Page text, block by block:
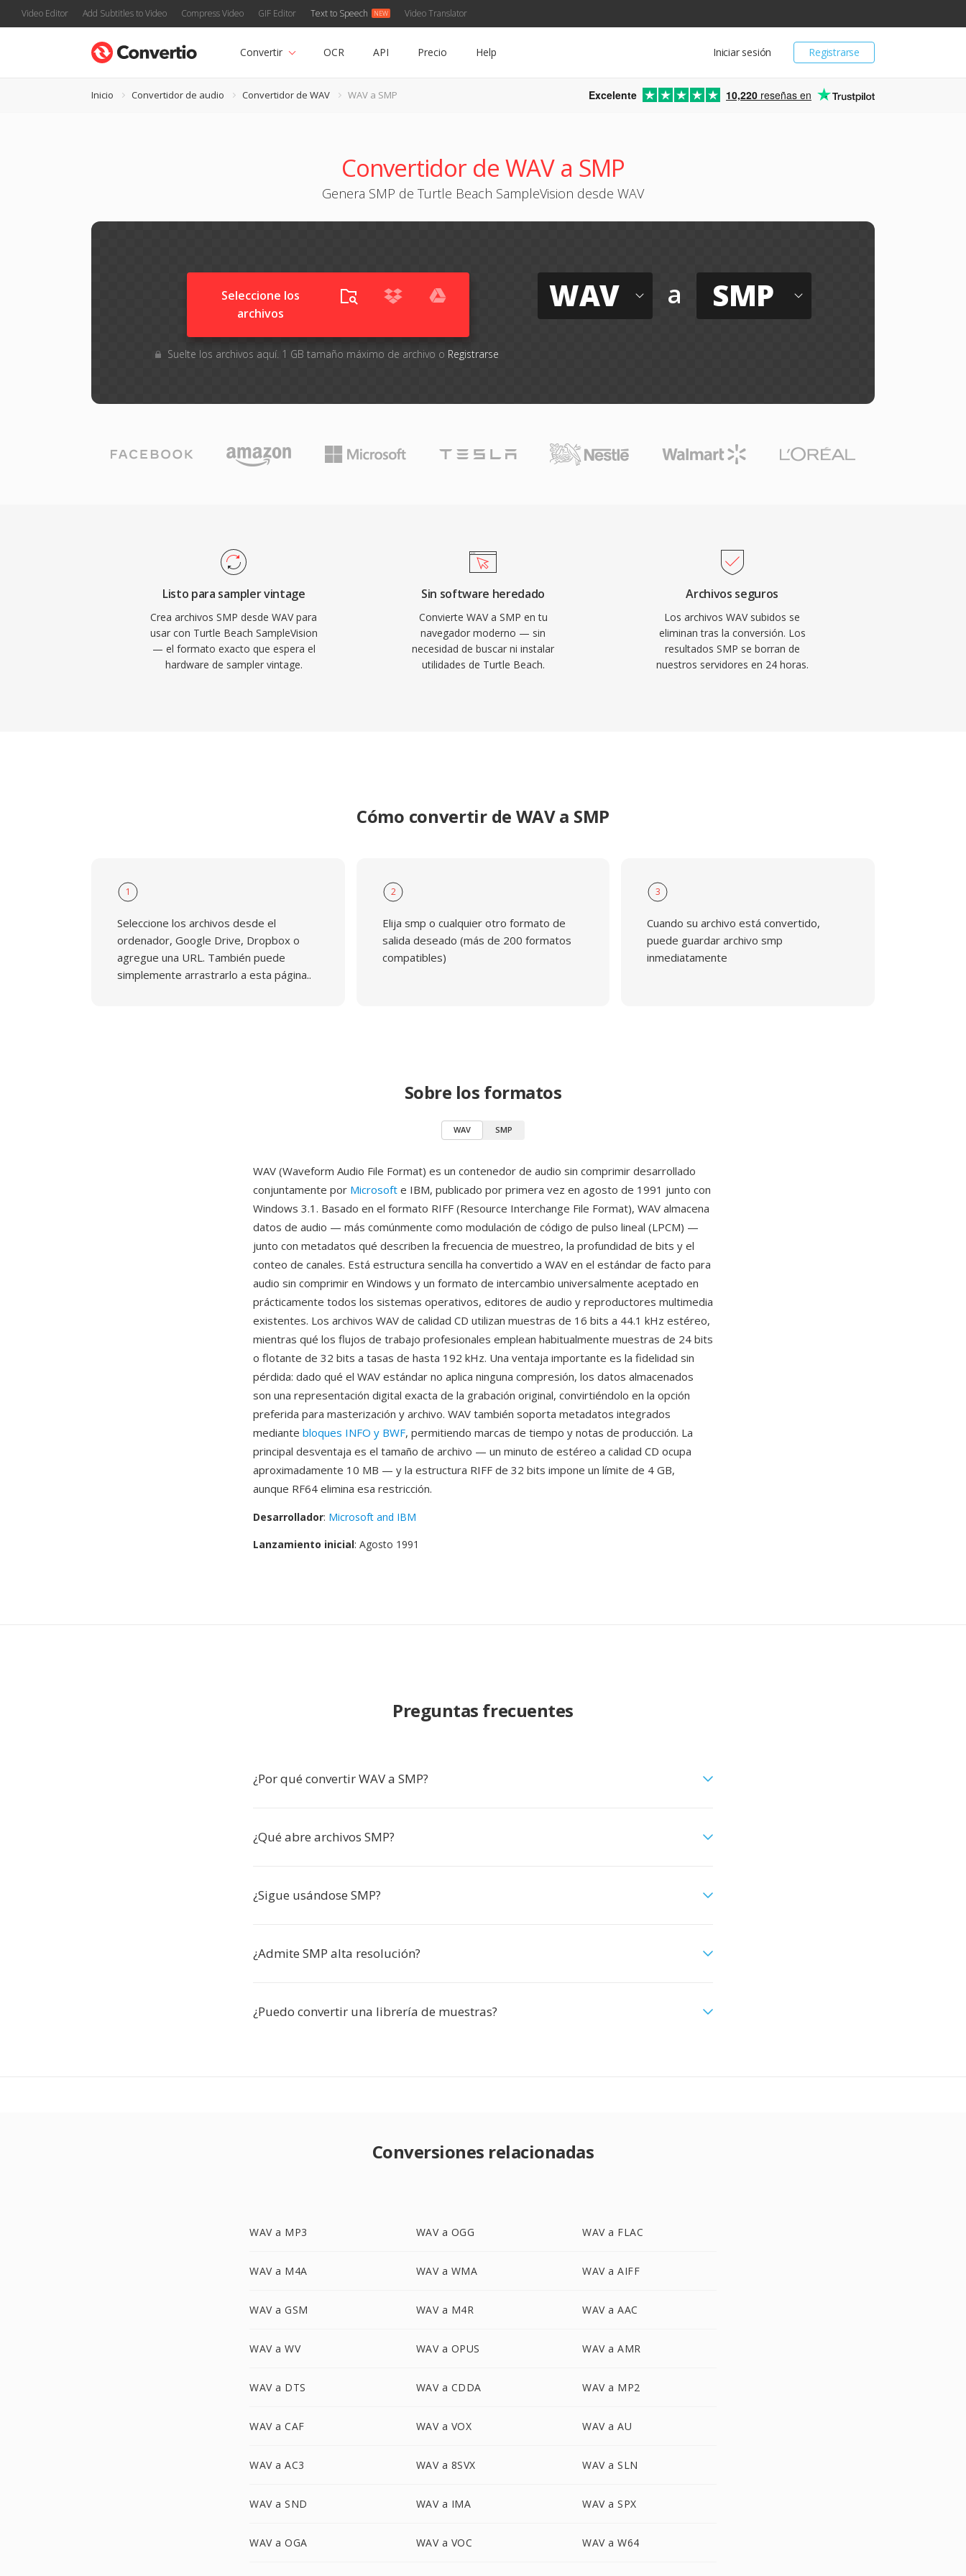
Video Editor Add Subtitles to Video Compress Video GIF Editor Text to Speech Video Translator
Registrarse
Iniciar sesión
Convertir OCR API Precio Help
Inicio Convertidor de audio Convertidor de WAV WAV a SMP Excelente 10,220 reseñas en
Convertidor de WAV a SMP
Genera SMP de Turtle Beach SampleVision desde WAV
Seleccione los
archivos
Suelte los archivos aquí. 1 GB tamaño máximo de archivo o Registrarse
WAV a SMP
Listo para sampler vintage
Crea archivos SMP desde WAV para
usar con Turtle Beach SampleVision
— el formato exacto que espera el
hardware de sampler vintage.
Sin software heredado
Convierte WAV a SMP en tu
navegador moderno — sin
necesidad de buscar ni instalar
utilidades de Turtle Beach.
Archivos seguros
Los archivos WAV subidos se
eliminan tras la conversión. Los
resultados SMP se borran de
nuestros servidores en 24 horas.
Cómo convertir de WAV a SMP
1
Seleccione los archivos desde el
ordenador, Google Drive, Dropbox o
agregue una URL. También puede
simplemente arrastrarlo a esta página..
2
Elija smp o cualquier otro formato de
salida deseado (más de 200 formatos
compatibles)
3
Cuando su archivo está convertido,
puede guardar archivo smp
inmediatamente
Sobre los formatos
WAV SMP
WAV (Waveform Audio File Format) es un contenedor de audio sin comprimir desarrollado
conjuntamente por Microsoft e IBM, publicado por primera vez en agosto de 1991 junto con
Windows 3.1. Basado en el formato RIFF (Resource Interchange File Format), WAV almacena
datos de audio — más comúnmente como modulación de código de pulso lineal (LPCM) —
junto con metadatos qué describen la frecuencia de muestreo, la profundidad de bits y el
conteo de canales. Está estructura sencilla ha convertido a WAV en el estándar de facto para
audio sin comprimir en Windows y un formato de intercambio universalmente aceptado en
prácticamente todos los sistemas operativos, editores de audio y reproductores multimedia
existentes. Los archivos WAV de calidad CD utilizan muestras de 16 bits a 44.1 kHz estéreo,
mientras qué los flujos de trabajo profesionales emplean habitualmente muestras de 24 bits
o flotante de 32 bits a tasas de hasta 192 kHz. Una ventaja importante es la fidelidad sin
pérdida: dado qué el WAV estándar no aplica ninguna compresión, los datos almacenados
son una representación digital exacta de la grabación original, convirtiéndolo en la opción
preferida para masterización y archivo. WAV también soporta metadatos integrados
mediante bloques INFO y BWF, permitiendo marcas de tiempo y notas de producción. La
principal desventaja es el tamaño de archivo — un minuto de estéreo a calidad CD ocupa
aproximadamente 10 MB — y la estructura RIFF de 32 bits impone un límite de 4 GB,
aunque RF64 elimina esa restricción.
Desarrollador: Microsoft and IBM
Lanzamiento inicial: Agosto 1991
Preguntas frecuentes
¿Por qué convertir WAV a SMP?
¿Qué abre archivos SMP?
¿Sigue usándose SMP?
¿Admite SMP alta resolución?
¿Puedo convertir una librería de muestras?
Conversiones relacionadas
WAV a MP3 WAV a OGG WAV a FLAC
WAV a M4A WAV a WMA WAV a AIFF
WAV a GSM WAV a M4R WAV a AAC
WAV a WV WAV a OPUS WAV a AMR
WAV a DTS WAV a CDDA WAV a MP2
WAV a CAF WAV a VOX WAV a AU
WAV a AC3 WAV a 8SVX WAV a SLN
WAV a SND WAV a IMA WAV a SPX
WAV a OGA WAV a VOC WAV a W64